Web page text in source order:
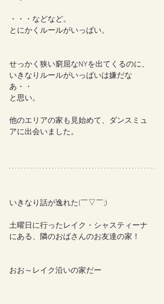
・・・などなど。
とにかくルールがいっぱい。
せっかく狭い窮屈なNYを出てくるのに、
いきなりルールがいっぱいは嫌だな
あ・・
と思い。
他のエリアの家も見始めて、ダンスミュ
アに出会いました。
いきなり話が逸れた(￣▽￣;)
土曜日に行ったレイク・シャスティーナ
にある、隣のおばさんのお友達の家！
おお～レイク沿いの家だー